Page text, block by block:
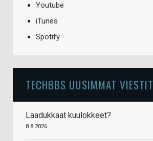
Youtube
iTunes
Spotify
TECHBBS UUSIMMAT VIESTIT
Laadukkaat kuulokkeet?
8.8.2026